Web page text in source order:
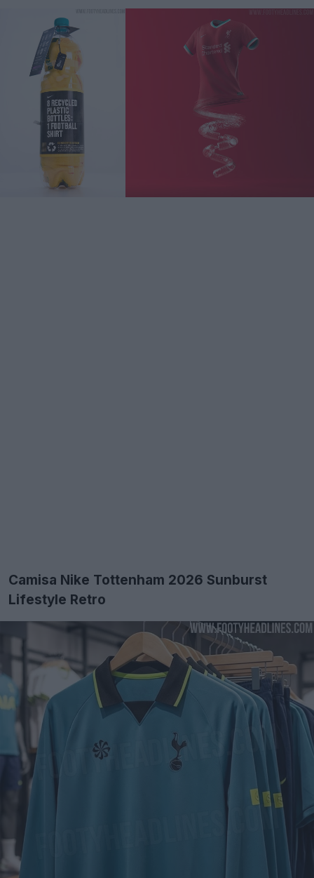
Camisa Nike Tottenham 2026 Sunburst
Lifestyle Retro